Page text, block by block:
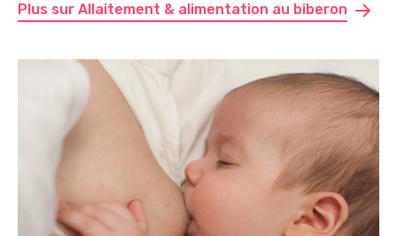
le bébé. Ici, vous trouverez des conseils et astuces pour
Plus sur Allaitement & alimentation au biberon